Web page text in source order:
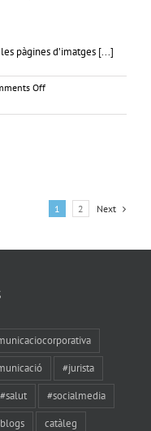
pàgines d’imatges [...]
Offon
pàgines
les
teves
socials
1 2 Next
#jurista
#salut
#socialmedia
blogs
catàleg